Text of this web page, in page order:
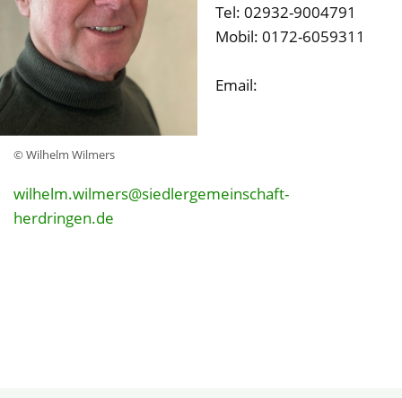
© Wilhelm Wilmers
Tel: 02932-9004791
Mobil: 0172-6059311
Email:
wilhelm.wilmers@siedlergemeinschaft-
herdringen.de